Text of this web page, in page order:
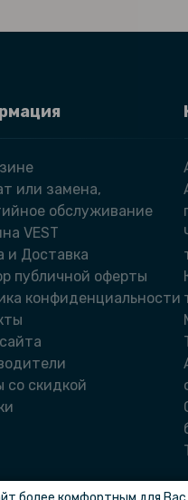
или замена,
обслуживание
VEST
и Доставка
публичной оферты
конфиденциальности
со скидкой